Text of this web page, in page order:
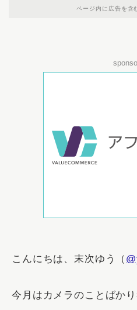
ページ内に広告を含
こんにちは、末次ゆう（
今月はカメラのことばかり